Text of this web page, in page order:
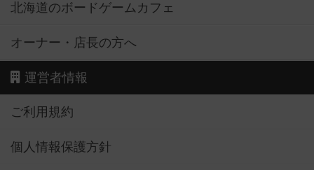
北海道のボードゲームカフェ
オーナー・店長の方へ
運営者情報
ご利用規約
個人情報保護方針